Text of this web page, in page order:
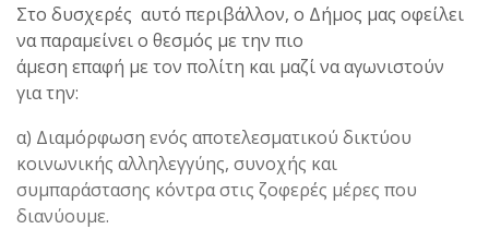
Στο δυσχερές αυτό περιβάλλον, o Δήμος μας οφείλει
να παραμείνει ο θεσμός με την πιο
άμεση επαφή με τον πολίτη και μαζί να αγωνιστούν
για την:
α) Διαμόρφωση ενός αποτελεσματικού δικτύου
κοινωνικής αλληλεγγύης, συνοχής και
συμπαράστασης κόντρα στις ζοφερές μέρες που
διανύουμε.